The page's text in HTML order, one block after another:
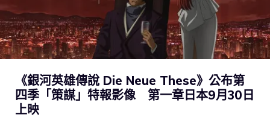
《銀河英雄傳說 Die Neue These》公布第
四季「策謀」特報影像 第一章日本9月30日
上映